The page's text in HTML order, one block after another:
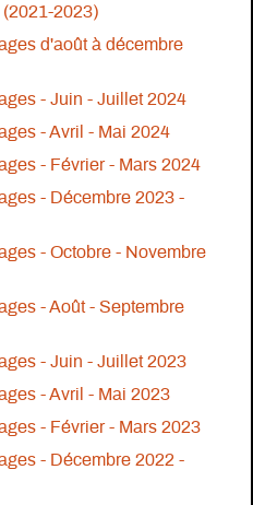
2023)
d'août à décembre
- Juin - Juillet 2024
- Avril - Mai 2024
- Février - Mars 2024
- Décembre 2023 -
- Octobre - Novembre
- Août - Septembre
- Juin - Juillet 2023
- Avril - Mai 2023
- Février - Mars 2023
- Décembre 2022 -